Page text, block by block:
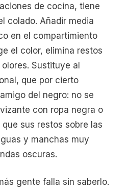
de cocina, tiene
colado. Añadir media
en el compartimiento
el color, elimina restos
Sustituye al
que por cierto
del negro: no se
con ropa negra o
sus restos sobre las
y manchas muy
oscuras.
gente falla sin saberlo.